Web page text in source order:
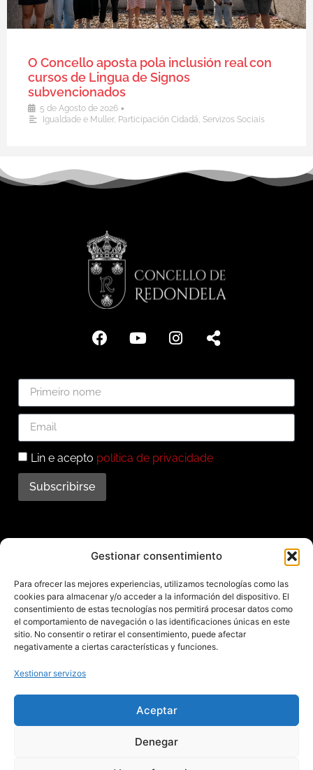
Gestionar consentimiento
Para ofrecer las mejores experiencias, utilizamos tecnologías como las
cookies para almacenar y/o acceder a la información del dispositivo. El
consentimiento de estas tecnologías nos permitirá procesar datos como
el comportamiento de navegación o las identificaciones únicas en este
sitio. No consentir o retirar el consentimiento, puede afectar
negativamente a ciertas características y funciones.
Xestionar servizos
Aceptar
Denegar
O Concello aposta pola inclusión real con
cursos de Lingua de Signos
subvencionados
5 de Agosto de 2026 •
Igualdade e Muller, Participación Cidadá, Servizos Sociais
Lin e acepto política de privacidade
Subscribirse
Subscríbete ao noso
boletín
Mantente informado das últimas novidades e
actividades do municipio. Subscríbete agora e
recibe no teu enderezo electrónico toda a
Aviso legal – Política de privacidad – Cookies – Mapa web